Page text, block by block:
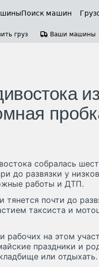
Поиск машин
груз Ваши машины
собралась
до развязки у
работы и ДТП.
почти до
таксиста и
рабочих на этом
праздники и
или отдыхать.